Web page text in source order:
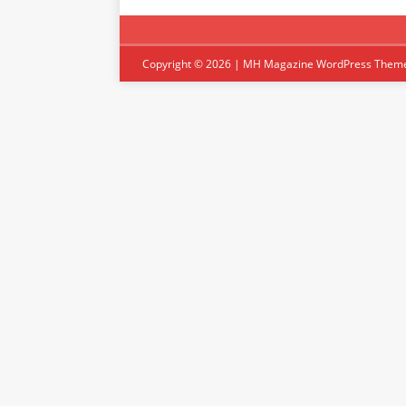
Copyright © 2026 | MH Magazine WordPress